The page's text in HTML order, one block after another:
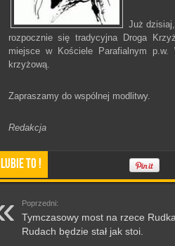
Już
rozpocznie się tradycyjna Droga
miejsce w Kościele Parafialnym
krzyżową.
Zapraszamy do wspólnej modlitwy.
Redakcja
Lubie To !
Poprzedni:
Tymczasowy most na rzece
Rudach będzie stał jak stoi.